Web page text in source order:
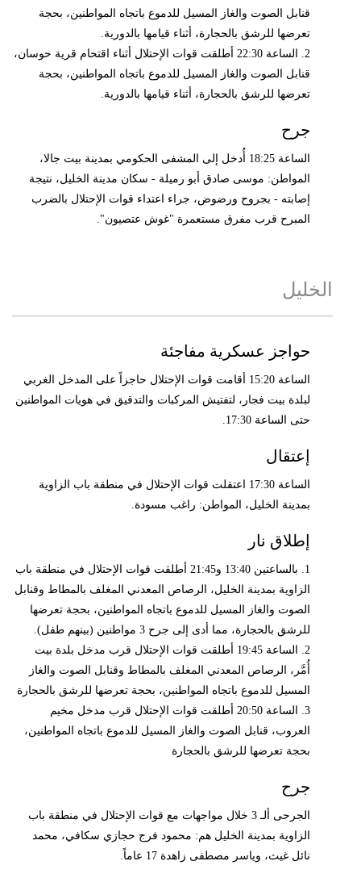
قنابل الصوت والغاز المسيل للدموع باتجاه المواطنين، بحجة
تعرضها للرشق بالحجارة، أثناء قيامها بالدورية.
2. الساعة 22:30 أطلقت قوات الإحتلال أثناء اقتحام قرية حوسان،
قنابل الصوت والغاز المسيل للدموع باتجاه المواطنين، بحجة
تعرضها للرشق بالحجارة، أثناء قيامها بالدورية.
جرح
الساعة 18:25 أُدخل إلى المشفى الحكومي بمدينة بيت جالا،
المواطن: موسى صادق أبو رميلة - سكان مدينة الخليل، نتيجة
إصابته - بجروح ورضوض، جراء اعتداء قوات الإحتلال بالضرب
المبرح قرب مفرق مستعمرة "غوش عتصيون".
الخليل
حواجز عسكرية مفاجئة
الساعة 15:20 أقامت قوات الإحتلال حاجزاً على المدخل الغربي
لبلدة بيت فجار، لتفتيش المركبات والتدقيق في هويات المواطنين
حتى الساعة 17:30.
إعتقال
الساعة 17:30 اعتقلت قوات الإحتلال في منطقة باب الزاوية
بمدينة الخليل، المواطن: راغب مسودة.
إطلاق نار
1. بالساعتين 13:40 و21:45 أطلقت قوات الإحتلال في منطقة باب
الزاوية بمدينة الخليل، الرصاص المعدني المغلف بالمطاط وقنابل
الصوت والغاز المسيل للدموع باتجاه المواطنين، بحجة تعرضها
للرشق بالحجارة، مما أدى إلى جرح 3 مواطنين (بينهم طفل).
2. الساعة 19:45 أطلقت قوات الإحتلال قرب مدخل بلدة بيت
أُمَّر، الرصاص المعدني المغلف بالمطاط وقنابل الصوت والغاز
المسيل للدموع باتجاه المواطنين، بحجة تعرضها للرشق بالحجارة
3. الساعة 20:50 أطلقت قوات الإحتلال قرب مدخل مخيم
العروب، قنابل الصوت والغاز المسيل للدموع باتجاه المواطنين،
بحجة تعرضها للرشق بالحجارة
جرح
الجرحى ألـ 3 خلال مواجهات مع قوات الإحتلال في منطقة باب
الزاوية بمدينة الخليل هم: محمود فرج حجازي سكافي، محمد
نائل غيث، وياسر مصطفى زاهدة 17 عاماً.